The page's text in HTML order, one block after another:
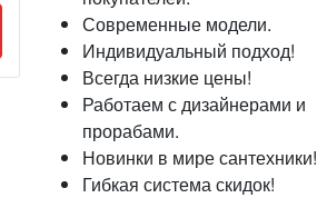
Современные модели.
Индивидуальный подход!
Всегда низкие цены!
Работаем с дизайнерами и
прорабами.
Новинки в мире сантехники!
Гибкая система скидок!